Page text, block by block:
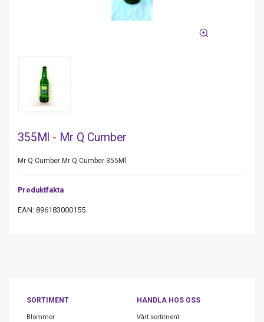
355Ml - Mr Q Cumber
Mr Q Cumber Mr Q Cumber 355Ml
Produktfakta
EAN: 896183000155
SORTIMENT
Blommor
HANDLA HOS OSS
Vårt sortiment